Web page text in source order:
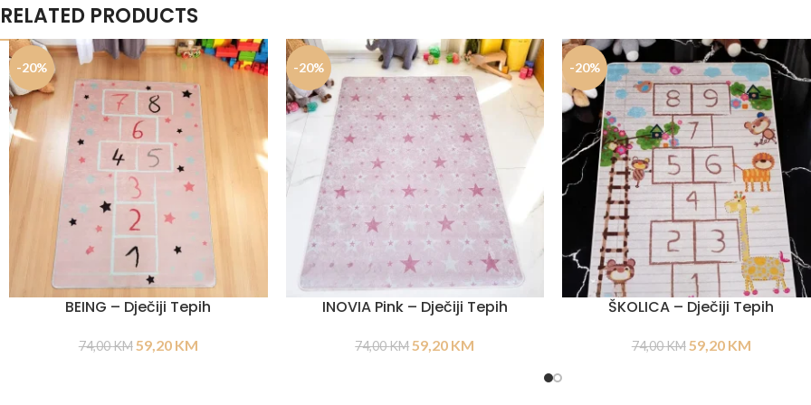
RELATED PRODUCTS
-20%
BEING – Dječiji Tepih
74,00KM 59,20 KM
-20%
INOVIA Pink – Dječiji Tepih
74,00KM 59,20 KM
-20%
ŠKOLICA – Dječiji Tepih
74,00KM 59,20 KM